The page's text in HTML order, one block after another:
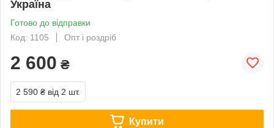
Україна
Готово до відправки
Код: 1105
Опт і роздріб
2 600 ₴
2 590 ₴ від 2 шт.
Купити